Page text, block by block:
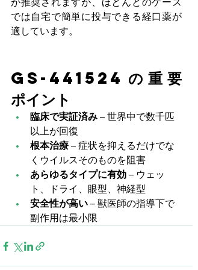
が推奨されますが、ほとんどのケース
では自宅で簡単に投与できる経口薬が
適しています。
GS-441524の重要
ポイント
臨床で実証済み – 世界中で数千匹
以上が回復
根本治療 – 症状を抑えるだけでな
くウイルスそのものを阻害
あらゆるタイプに有効 – ウェッ
ト、ドライ、眼型、神経型
安全性が高い – 獣医師の指導下で
副作用は最小限